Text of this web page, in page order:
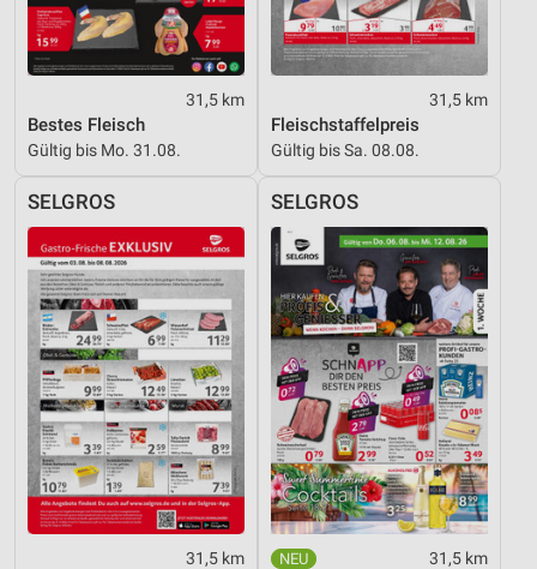
31,5 km
Bestes Fleisch
Gültig bis Mo. 31.08.
31,5 km
Fleischstaffelpreis
Gültig bis Sa. 08.08.
SELGROS
31,5 km
SELGROS
31,5 km